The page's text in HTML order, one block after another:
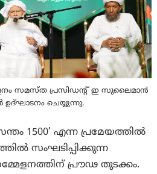
സമസ്ത പ്രസിഡന്റ് ഇ സുലൈമാൻ
ഉദ്ഘാടനം ചെയ്യുന്നു.
1500’ എന്ന പ്രമേയത്തിൽ
സംഘടിപ്പിക്കുന്ന
പ്രൗഢ തുടക്കം.